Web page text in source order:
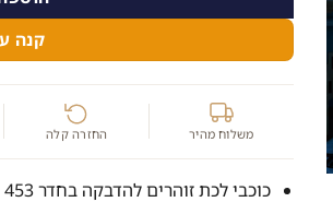
קנה
משלוח מהיר החזרה קלה
כוכבי לכת זוהרים להדבקה בחדר 453 חלקים